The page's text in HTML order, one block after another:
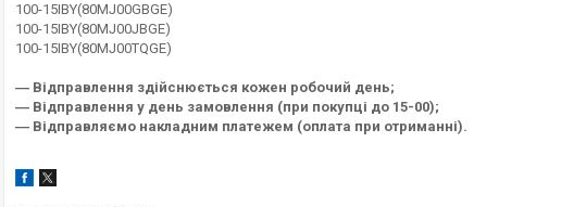
100-15IBY(80MJ00GBGE)
100-15IBY(80MJ00JBGE)
100-15IBY(80MJ00TQGE)
― Відправлення здійснюється кожен робочий день;
― Відправлення у день замовлення (при покупці до 15-00);
― Відправляємо накладним платежем (оплата при отриманні).